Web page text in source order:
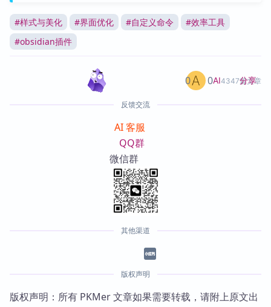
#样式与美化 #界面优化 #自定义命令 #效率工具
#obsidian插件
AI4347篇文章
0 0 分享
反馈交流
AI 客服
QQ群
微信群
其他渠道
版权声明
版权声明：所有 PKMer 文章如果需要转载，请附上原文出